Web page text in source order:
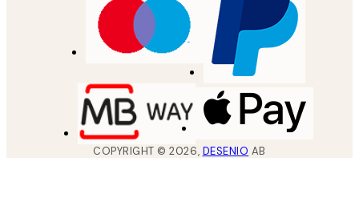
COPYRIGHT ©2026, DESENIO AB